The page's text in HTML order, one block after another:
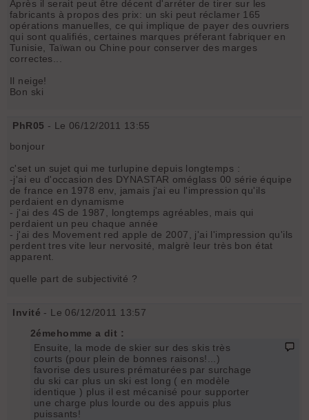
Après il serait peut être décent d'arréter de tirer sur les
fabricants à propos des prix: un ski peut réclamer 165
opérations manuelles, ce qui implique de payer des ouvriers
qui sont qualifiés, certaines marques préferant fabriquer en
Tunisie, Taïwan ou Chine pour conserver des marges
correctes...
Il neige!
Bon ski
PhR05 - Le 06/12/2011 13:55
bonjour
c'set un sujet qui me turlupine depuis longtemps :
-j'ai eu d'occasion des DYNASTAR oméglass 00 série équipe
de france en 1978 env, jamais j'ai eu l'impression qu'ils
perdaient en dynamisme
- j'ai des 4S de 1987, longtemps agréables, mais qui
perdaient un peu chaque année
- j'ai des Movement red apple de 2007, j'ai l'impression qu'ils
perdent tres vite leur nervosité, malgrè leur très bon état
apparent.
quelle part de subjectivité ?
Invité - Le 06/12/2011 13:57
2émehomme a dit :
Ensuite, la mode de skier sur des skis très
courts (pour plein de bonnes raisons!...)
favorise des usures prématurées par surchage
du ski car plus un ski est long ( en modèle
identique ) plus il est mécanisé pour supporter
une charge plus lourde ou des appuis plus
puissants!